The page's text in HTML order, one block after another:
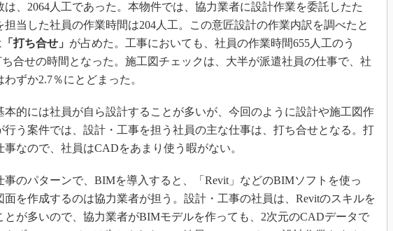
、2064人工であった。本物件では、協力業者に設計作業を委託したた
担当した社員の作業時間は204人工。この意匠設計の作業内訳を調べたと
「打ち合せ」 が占めた。工事においても、社員の作業時間655人工のう
ち合せの時間となった。施工図チェックは、大半が派遣社員の仕事で、社
ずか2.7％にとどまった。
的には社員が自ら設計することが多いが、今回のように設計や施工図作
行う案件では、設計・工事を担う社員の主な仕事は、打ち合せとなる。打
事なので、社員はCADをあまり使う暇がない。
のパターンで、BIMを導入すると、「Revit」などのBIMソフトを使っ
面を作成するのは協力業者が担う。設計・工事の社員は、Revitのスキルを
とが多いので、協力業者がBIMモデルを作っても、2次元のCADデータで